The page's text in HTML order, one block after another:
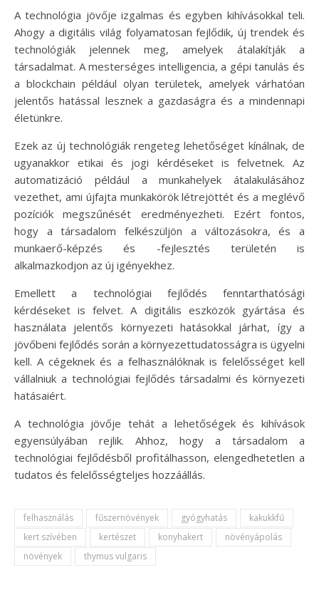
A technológia jövője izgalmas és egyben kihívásokkal teli.
Ahogy a digitális világ folyamatosan fejlődik, új trendek és
technológiák jelennek meg, amelyek átalakítják a
társadalmat. A mesterséges intelligencia, a gépi tanulás és
a blockchain például olyan területek, amelyek várhatóan
jelentős hatással lesznek a gazdaságra és a mindennapi
életünkre.
Ezek az új technológiák rengeteg lehetőséget kínálnak, de
ugyanakkor etikai és jogi kérdéseket is felvetnek. Az
automatizáció például a munkahelyek átalakulásához
vezethet, ami újfajta munkakörök létrejöttét és a meglévő
pozíciók megszűnését eredményezheti. Ezért fontos,
hogy a társadalom felkészüljön a változásokra, és a
munkaerő-képzés és -fejlesztés területén is
alkalmazkodjon az új igényekhez.
Emellett a technológiai fejlődés fenntarthatósági
kérdéseket is felvet. A digitális eszközök gyártása és
használata jelentős környezeti hatásokkal járhat, így a
jövőbeni fejlődés során a környezettudatosságra is ügyelni
kell. A cégeknek és a felhasználóknak is felelősséget kell
vállalniuk a technológiai fejlődés társadalmi és környezeti
hatásaiért.
A technológia jövője tehát a lehetőségek és kihívások
egyensúlyában rejlik. Ahhoz, hogy a társadalom a
technológiai fejlődésből profitálhasson, elengedhetetlen a
tudatos és felelősségteljes hozzáállás.
felhasználás fűszernövények gyógyhatás
kakukkfű
kert szívében
kertészet konyhakert
növényápolás
növények
thymus vulgaris